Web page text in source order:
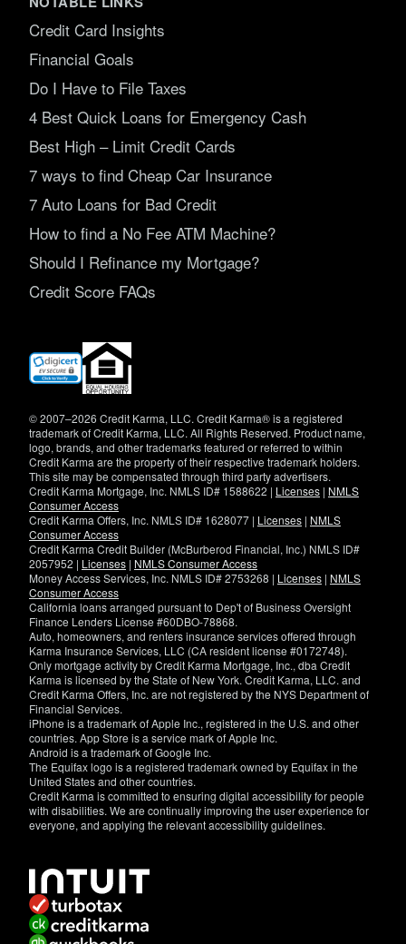
Credit Card Insights
Financial Goals
Do I Have to File Taxes
4 Best Quick Loans for Emergency Cash
Best High – Limit Credit Cards
7 ways to find Cheap Car Insurance
7 Auto Loans for Bad Credit
How to find a No Fee ATM Machine?
Should I Refinance my Mortgage?
Credit Score FAQs
(opens
new
© 2007–2026 Credit Karma, LLC. Credit Karma® is a registered
trademark of Credit Karma, LLC. All Rights Reserved. Product name,
logo, brands, and other trademarks featured or referred to within
Credit Karma are the property of their respective trademark holders.
This site may be compensated through third party advertisers.
Credit Karma Mortgage, Inc. NMLS ID# 1588622 | Licenses | NMLS
Consumer Access
Credit Karma Offers, Inc. NMLS ID# 1628077 | Licenses | NMLS
Consumer Access
Credit Karma Credit Builder (McBurberod Financial, Inc.) NMLS ID#
2057952 | Licenses | NMLS Consumer Access
Money Access Services, Inc. NMLS ID# 2753268 | Licenses | NMLS
Consumer Access
California loans arranged pursuant to Dep't of Business Oversight
Finance Lenders License #60DBO-78868.
Auto, homeowners, and renters insurance services offered through
Karma Insurance Services, LLC (CA resident license #0172748).
Only mortgage activity by Credit Karma Mortgage, Inc., dba Credit
Karma is licensed by the State of New York. Credit Karma, LLC. and
Credit Karma Offers, Inc. are not registered by the NYS Department of
Financial Services.
iPhone is a trademark of Apple Inc., registered in the U.S. and other
countries. App Store is a service mark of Apple Inc.
Android is a trademark of Google Inc.
The Equifax logo is a registered trademark owned by Equifax in the
United States and other countries.
Credit Karma is committed to ensuring digital accessibility for people
with disabilities. We are continually improving the user experience for
everyone, and applying the relevant accessibility guidelines.
have
specific
questions
about
the